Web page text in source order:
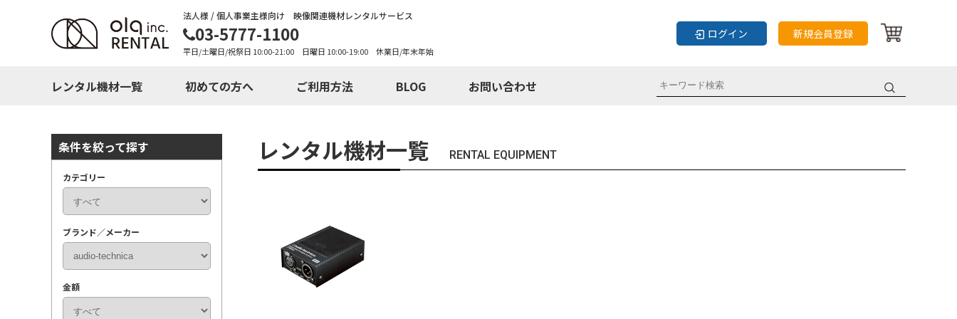
法人様 / 個人事業主様向け 映像関連機材レンタルサービス
03-5777-1100
平日/土曜日/祝祭日 10:00-21:00 日曜日 10:00-19:00 休業日/年末年始
ログイン 新規会員登録
レンタル機材一覧 初めての方へ ご利用方法 BLOG お問い合わせ
レンタル機材一覧 RENTAL EQUIPMENT
条件を絞って探す
カテゴリー
ブランド／メーカー
金額